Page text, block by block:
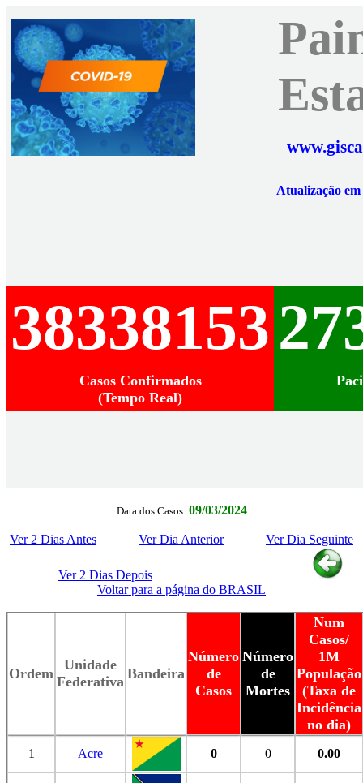
Atualização
38338153
Casos Confirmados
(Tempo Real)
Data dos Casos: 09/03/2024
Ver 2 Dias Antes Ver Dia Anterior Ver Dia Seguinte
Ver 2 Dias Depois
Voltar para a página do BRASIL
Ordem
Unidade
Federativa Bandeira
Número
de
Casos
Número
de
Mortes
Num
Casos/
1M
População
(Taxa de
Incidência
no dia)
1 Acre 0 0 0.00